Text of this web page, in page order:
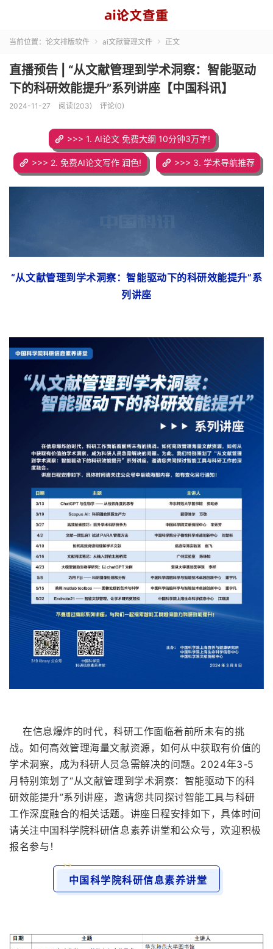
当前位置： 论文排版软件  ai文献管理文件  正文
直播预告 | “从文献管理到学术洞察：智能驱动
下的科研效能提升”系列讲座【中国科讯】
2024-11-27 阅读(203) 评论(0)
>>> 1. AI论文 免费大纲 10分钟3万字!
>>> 2. 免费AI论文写作 润色! >>> 3. 学术导航推荐
“从文献管理到学术洞察：智能驱动下的科研效能提升”系
列讲座
在信息爆炸的时代，科研工作面临着前所未有的挑
战。如何高效管理海量文献资源，如何从中获取有价值的
学术洞察，成为科研人员急需解决的问题。2024年3-5
月特别策划了“从文献管理到学术洞察：智能驱动下的科
研效能提升”系列讲座，邀请您共同探讨智能工具与科研
工作深度融合的相关话题。讲座日程安排如下，具体时间
请关注中国科学院科研信息素养讲堂和公众号，欢迎积极
报名参与！
>>
中国科学院科研信息素养讲堂